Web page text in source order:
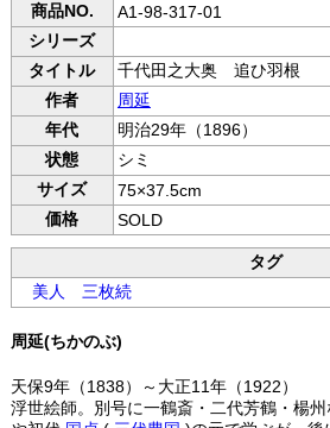
商品NO.
A1-98-317-01
シリーズ
タイトル
千代田之大奥 追ひ羽根
作者
周延
年代
明治29年（1896）
状態
シミ
サイズ
75×37.5cm
価格
SOLD
タグ
美人
三枚続
周延(ちかのぶ)
天保9年（1838）～大正11年（1922）
浮世絵師。別号に一鶴斎・二代芳鶴・楊